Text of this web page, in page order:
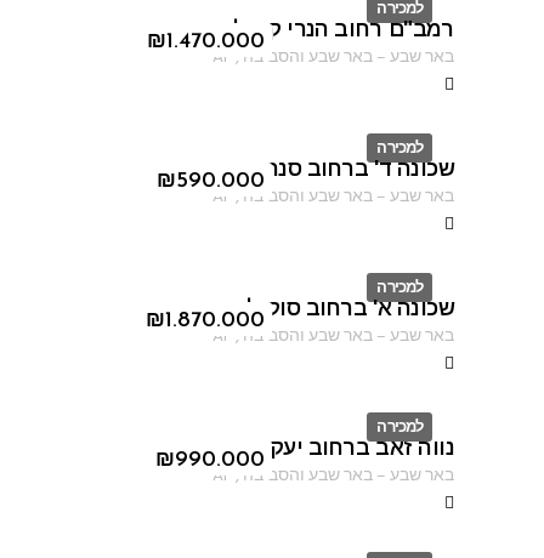
למכירה
ID
₪1.470.000
רמב"ם רחוב הנרי קנדל
באר שבע–באר שבע והסביבה ,
AF
למכירה
ID
₪590.000
שכונה ד' ברחוב סנהדרין
באר שבע–באר שבע והסביבה ,
AF
למכירה
ID
₪1.870.000
שכונה א' ברחוב סוקולוב
באר שבע–באר שבע והסביבה ,
AF
למכירה
ID
₪990.000
נווה זאב ברחוב יעקב פיכמן
באר שבע–באר שבע והסביבה ,
AF